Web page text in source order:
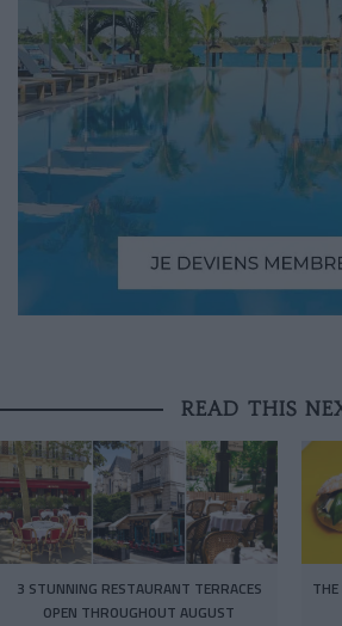
READ THIS
3 STUNNING RESTAURANT TERRACES
OPEN THROUGHOUT AUGUST